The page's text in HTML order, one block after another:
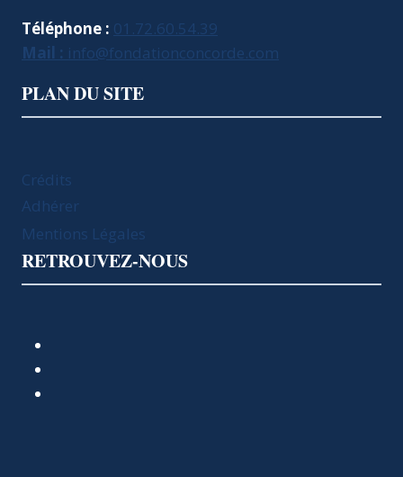
Téléphone : 01.72.60.54.39
Mail : info@fondationconcorde.com
PLAN DU SITE
Crédits
Adhérer
Mentions Légales
RETROUVEZ-NOUS